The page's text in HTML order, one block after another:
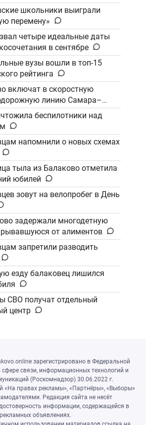
школьники выиграли
перемену»
четыре идеальные даты
в сентябре
вузы вошли в топ-15
рейтинга
включат в скоростную
линию Самара–
беспилотники над
напомнили о новых схемах
тыла из Балаково отметила
юбилей
зовут на велопробег в День
задержали многодетную
от алиментов
запретили разводить
езду балаковец лишился
СВО получат отдельный
центр
зарегистрировано в Федеральной
сфере связи, информационных технологий и
(Роскомнадзор) 30.06.2022 г.
«На правах рекламы», «Партнёры», «Выборы»
Редакция сайта не несёт
информации, содержащейся в
рекламных объявлениях.